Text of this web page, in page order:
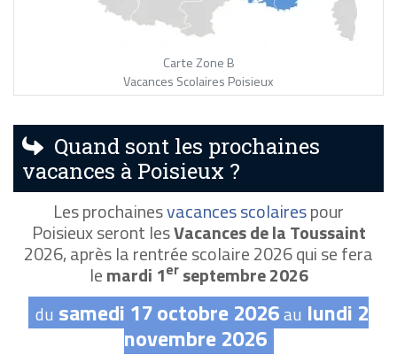
Carte Zone B
Vacances Scolaires Poisieux
Quand sont les prochaines
vacances à Poisieux ?
Les prochainesvacances scolairespour
Poisieux seront lesVacances de la Toussaint
2026, après la rentrée scolaire 2026 qui se fera
lemardi 1erseptembre 2026
du samedi 17 octobre 2026au lundi 2
novembre 2026